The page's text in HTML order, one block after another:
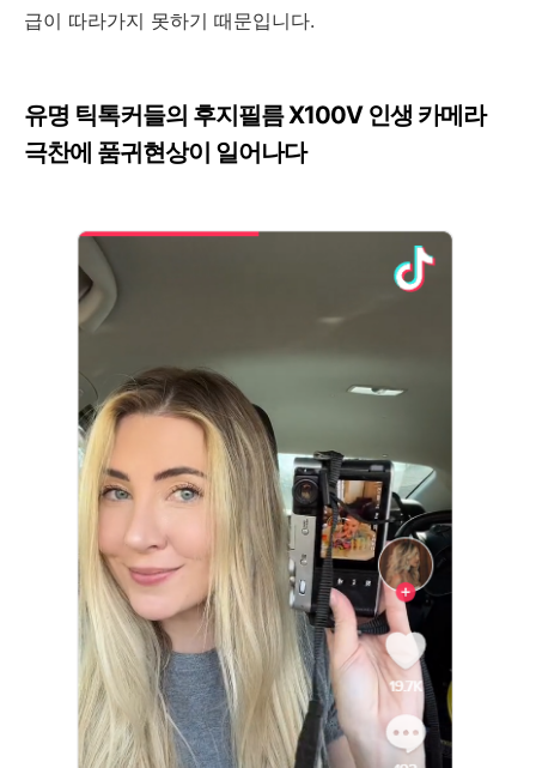
급이 따라가지 못하기 때문입니다.
유명 틱톡커들의 후지필름 X100V 인생 카메라
극찬에 품귀현상이 일어나다